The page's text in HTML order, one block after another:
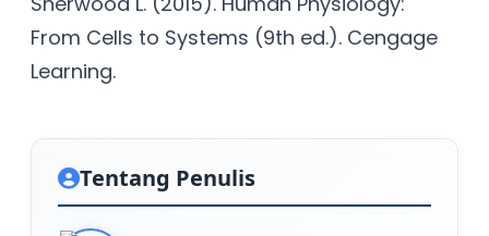
From Cells to Systems (9th ed.). Cengage
Learning.
Tentang Penulis